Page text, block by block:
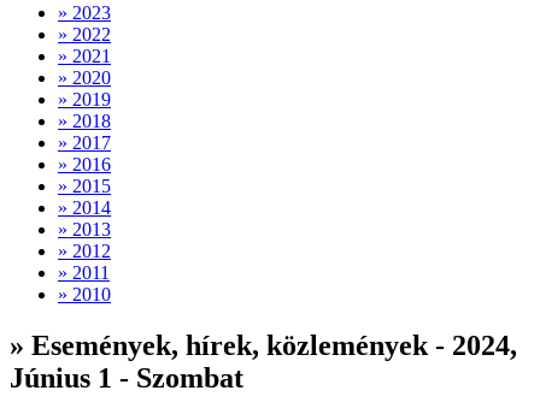
» 2023
» 2022
» 2021
» 2020
» 2019
» 2018
» 2017
» 2016
» 2015
» 2014
» 2013
» 2012
» 2011
» 2010
» Események, hírek, közlemények - 2024,
Június 1 - Szombat